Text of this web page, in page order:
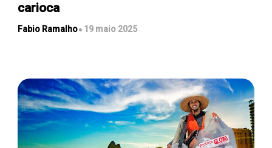
carioca
Fabio Ramalho 19 maio 2025